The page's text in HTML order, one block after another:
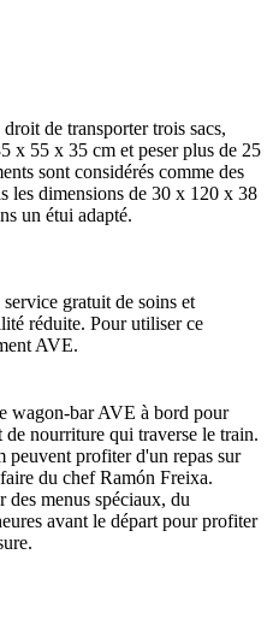
de transporter trois sacs,
x 55 x 35 cm et peser plus de 25
sont considérés comme des
les dimensions de 30 x 120 x 38
un étui adapté.
gratuit de soins et
réduite. Pour utiliser ce
AVE.
wagon-bar AVE à bord pour
nourriture qui traverse le train.
peuvent profiter d'un repas sur
du chef Ramón Freixa.
des menus spéciaux, du
avant le départ pour profiter